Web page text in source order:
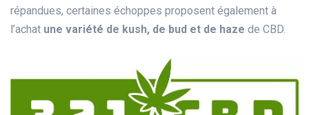
répandues, certaines échoppes proposent également à
l’achat une variété de kush, de bud et de haze de CBD.